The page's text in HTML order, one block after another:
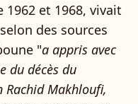
1962 et 1968, vivait
des sources
"a appris avec
du décès du
Makhloufi,